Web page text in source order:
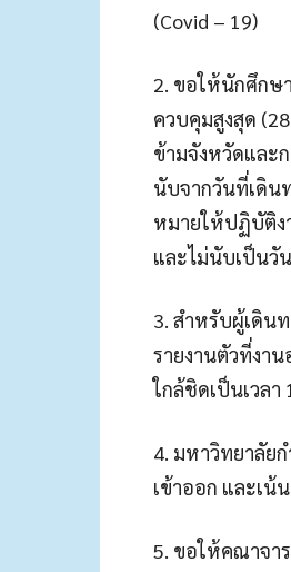
(Covid – 19)
2. ขอให้นักศึกษ
ควบคุมสูงสุด
ข้ามจังหวัดและ
นับจากวันที่เดิน
หมายให้ปฏิบัติง
และไม่นับเป็นวั
3. สำหรับผู้เดิน
รายงานตัวที่งาน
ใกล้ชิดเป็นเวลา
4. มหาวิทยาลัย
เข้าออก และเน้
5. ขอให้คณาจา